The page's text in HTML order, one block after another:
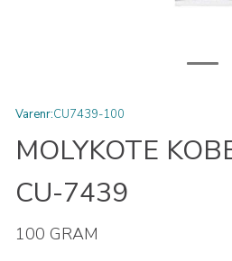
Varenr:CU7439-100
MOLYKOTE
CU-7439
100 GRAM